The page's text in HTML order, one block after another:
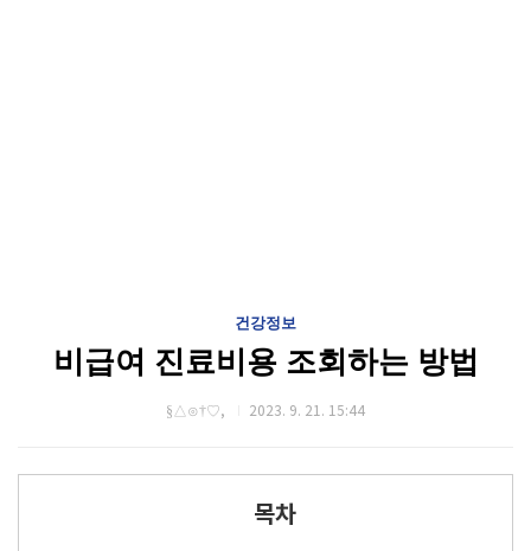
건강정보
비급여 진료비용 조회하는 방법
§△⊙†♡, 2023. 9. 21. 15:44
목차